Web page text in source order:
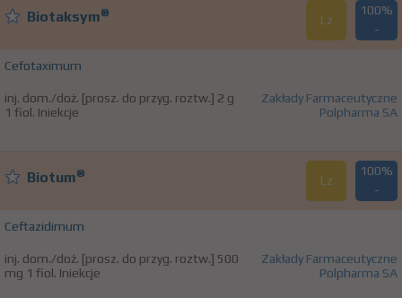
Biotaksym® Lz
100%
-
Cefotaximum
inj. dom./doż. [prosz. do przyg. roztw.] 2 g
1 fiol. Iniekcje
Zakłady Farmaceutyczne
Polpharma SA
Biotum® Lz
100%
-
Ceftazidimum
inj. dom./doż. [prosz. do przyg. roztw.] 500
mg 1 fiol. Iniekcje
Zakłady Farmaceutyczne
Polpharma SA